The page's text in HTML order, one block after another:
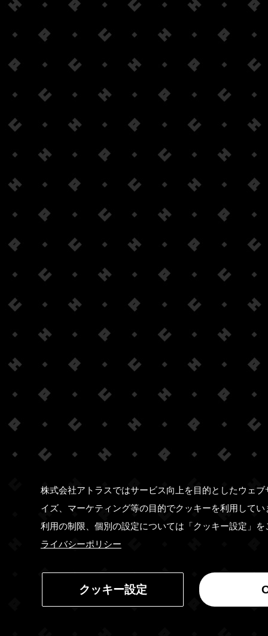
株式会社アトラスではサービス向上を目的としたウェ
イズ、マーケティング等の目的でクッキーを利用して
利用の制限、個別の設定については「クッキー設定」
ライバシーポリシー
クッキー設定